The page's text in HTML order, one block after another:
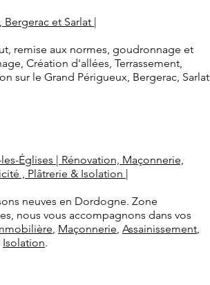
Bergerac et Sarlat |
remise aux normes, goudronnage et
Création d'allées, Terrassement,
sur le Grand Périgueux, Bergerac, Sarlat
Églises | Rénovation, Maçonnerie,
, Plâtrerie & Isolation |
neuves en Dordogne. Zone
nous vous accompagnons dans vos
, Maçonnerie, Assainissement,
Isolation.